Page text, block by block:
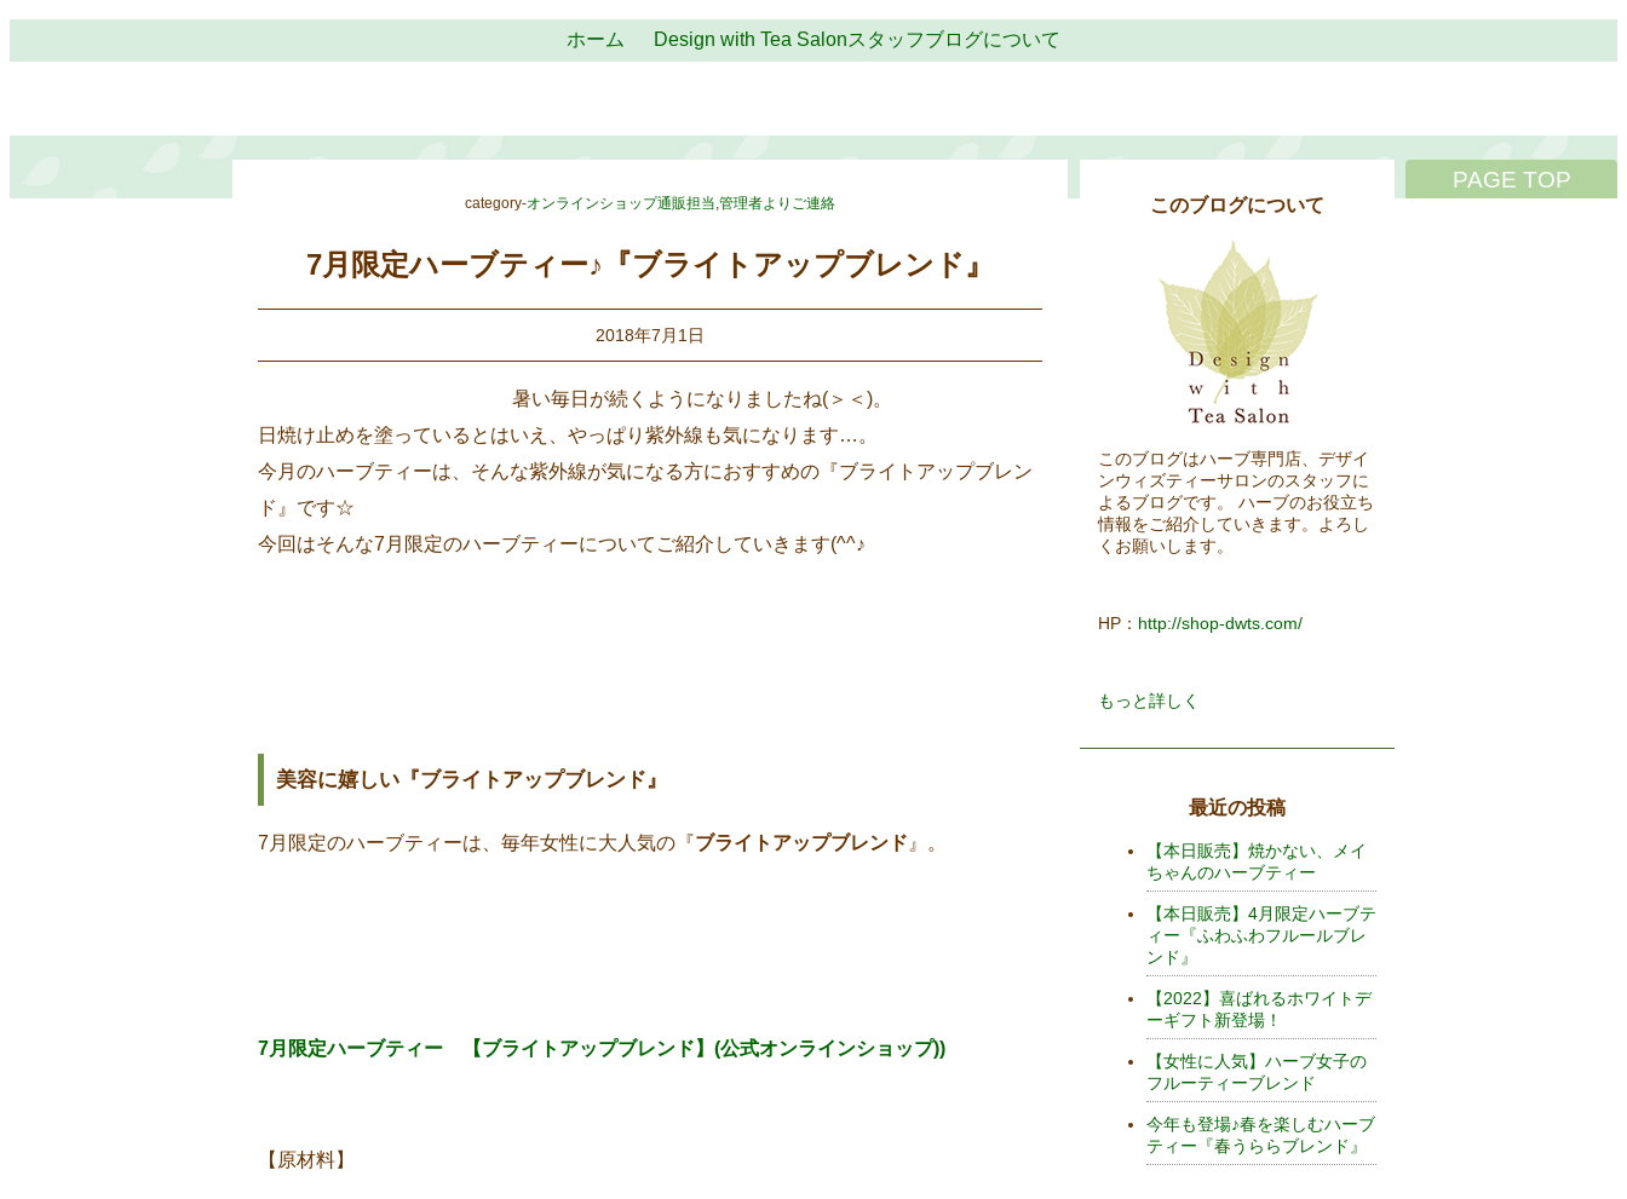
ホーム Design with Tea Salonスタッフブログについて
category-オンラインショップ通販担当,管理者よりご連絡
7月限定ハーブティー♪『ブライトアップブレンド』
2018年7月1日
暑い毎日が続くようになりましたね(＞＜)。
日焼け止めを塗っているとはいえ、やっぱり紫外線も気になります…。
今月のハーブティーは、そんな紫外線が気になる方におすすめの『ブライトアップブレン
ド』です☆
今回はそんな7月限定のハーブティーについてご紹介していきます(^^♪
美容に嬉しい『ブライトアップブレンド』
7月限定のハーブティーは、毎年女性に大人気の『ブライトアップブレンド 』。
7月限定ハーブティー 【ブライトアップブレンド】(公式オンラインショップ))
【原材料】
このブログについて
このブログはハーブ専門店、デザイ
ンウィズティーサロンのスタッフに
よるブログです。 ハーブのお役立ち
情報をご紹介していきます。よろし
くお願いします。
HP： http://shop-dwts.com/
もっと詳しく
最近の投稿
【本日販売】焼かない、メイ
ちゃんのハーブティー
【本日販売】4月限定ハーブテ
ィー『ふわふわフルールブレ
ンド』
【2022】喜ばれるホワイトデ
ーギフト新登場！
【女性に人気】ハーブ女子の
フルーティーブレンド
今年も登場♪春を楽しむハーブ
ティー『春うららブレンド』
PAGE TOP